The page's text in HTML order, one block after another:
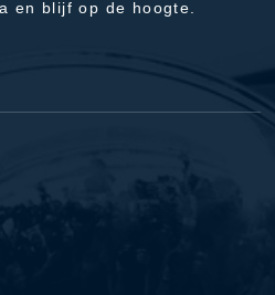
en blijf op de hoogte.